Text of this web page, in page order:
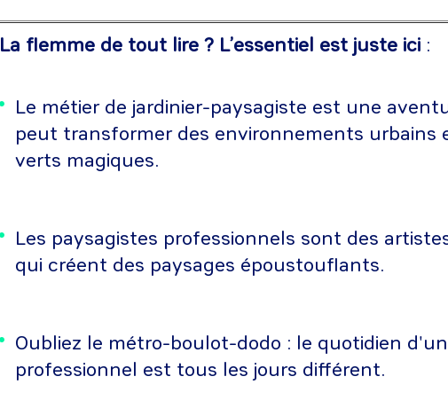
La flemme de tout lire ? L’essentiel est juste ici :
Le métier de jardinier-paysagiste est une
peut transformer des environnements urbains
verts magiques.
Les paysagistes professionnels sont des
qui créent des paysages époustouflants.
Oubliez le métro-boulot-dodo : le quotidien
professionnel est tous les jours différent.